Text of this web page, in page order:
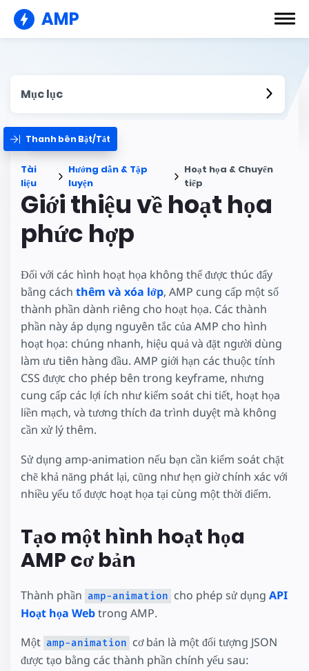
AMP
Mục lục
Thanh bên Bật/Tắt
Tài
liệu
Hướng dẫn & Tập
luyện
Hoạt họa & Chuyển
tiếp
Giới thiệu về hoạt họa
phức hợp
Đối với các hình hoạt họa không thể được thúc đẩy
bằng cách thêm và xóa lớp, AMP cung cấp một số
thành phần dành riêng cho hoạt họa. Các thành
phần này áp dụng nguyên tắc của AMP cho hình
hoạt họa: chúng nhanh, hiệu quả và đặt người dùng
làm ưu tiên hàng đầu. AMP giới hạn các thuộc tính
CSS được cho phép bên trong keyframe, nhưng
cung cấp các lợi ích như kiểm soát chi tiết, hoạt họa
liền mạch, và tương thích đa trình duyệt mà không
cần xử lý thêm.
Sử dụng amp-animation nếu bạn cần kiểm soát chặt
chẽ khả năng phát lại, cũng như hẹn giờ chính xác với
nhiều yếu tố được hoạt họa tại cùng một thời điểm.
Tạo một hình hoạt họa
AMP cơ bản
Thành phần amp-animation cho phép sử dụng API
Hoạt họa Webtrong AMP.
Một amp-animation cơ bản là một đối tượng JSON
được tạo bằng các thành phần chính yếu sau: